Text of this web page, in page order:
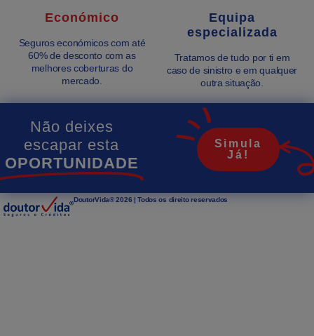
Económico
Seguros económicos com até
60% de desconto com as
melhores coberturas do
mercado.
Equipa
especializada
Tratamos de tudo por ti em
caso de sinistro e em qualquer
outra situação.
Não deixes
escapar esta
OPORTUNIDADE
Simula
Já!
DoutorVida® 2026 | Todos os direito reservados